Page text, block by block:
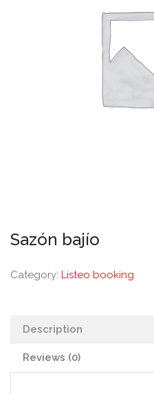
Sazón bajío
Category: Listeo booking
Description
Reviews (0)